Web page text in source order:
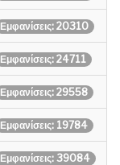
Εμφανίσεις: 20310
Εμφανίσεις: 24711
Εμφανίσεις: 29558
Εμφανίσεις: 19784
Εμφανίσεις: 39084